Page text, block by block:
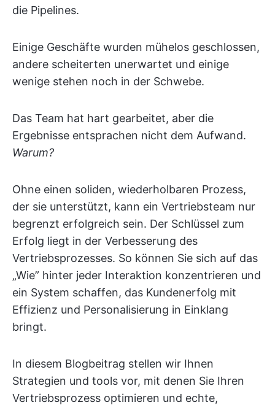
die Pipelines.
Einige Geschäfte wurden mühelos geschlossen,
andere scheiterten unerwartet und einige
wenige stehen noch in der Schwebe.
Das Team hat hart gearbeitet, aber die
Ergebnisse entsprachen nicht dem Aufwand.
Warum?
Ohne einen soliden, wiederholbaren Prozess,
der sie unterstützt, kann ein Vertriebsteam nur
begrenzt erfolgreich sein. Der Schlüssel zum
Erfolg liegt in der Verbesserung des
Vertriebsprozesses. So können Sie sich auf das
„Wie” hinter jeder Interaktion konzentrieren und
ein System schaffen, das Kundenerfolg mit
Effizienz und Personalisierung in Einklang
bringt.
In diesem Blogbeitrag stellen wir Ihnen
Strategien und tools vor, mit denen Sie Ihren
Vertriebsprozess optimieren und echte,